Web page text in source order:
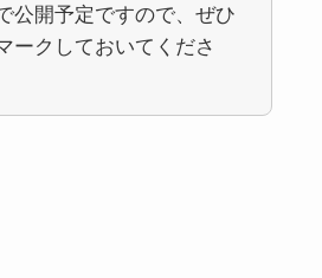
公開予定ですので、ぜひ
ークしておいてくださ